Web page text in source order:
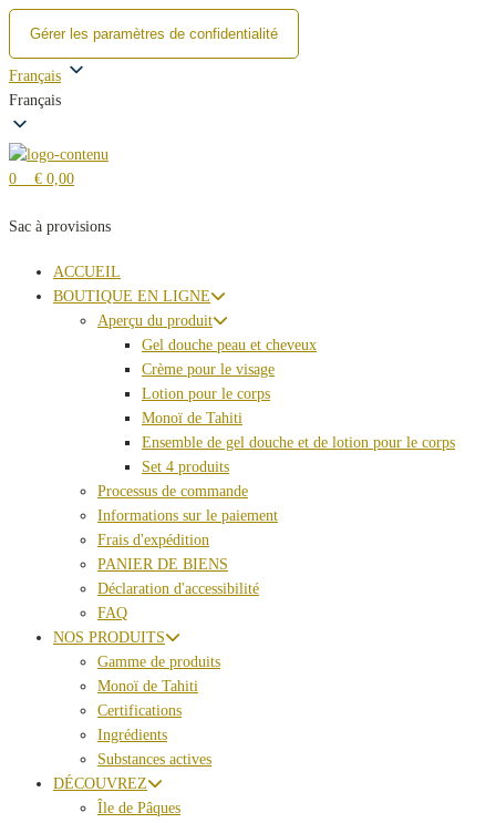
Gérer les paramètres de confidentialité
Skip
to
content
Français
Français
0 € 0,00
Sac à provisions
ACCUEIL
BOUTIQUE EN LIGNE
Aperçu du produit
Gel douche peau et cheveux
Crème pour le visage
Lotion pour le corps
Monoï de Tahiti
Ensemble de gel douche et de lotion pour le corps
Set 4 produits
Processus de commande
Informations sur le paiement
Frais d'expédition
PANIER DE BIENS
Déclaration d'accessibilité
FAQ
NOS PRODUITS
Gamme de produits
Monoï de Tahiti
Certifications
Ingrédients
Substances actives
DÉCOUVREZ
Île de Pâques